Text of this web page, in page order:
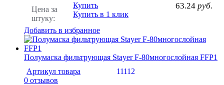
Цена за
штуку:
63.24 руб.
Купить
Купить в 1 клик
Добавить в избранное
Полумаска фильтрующая Stayer F-80многослойная FFP1
Артикул товара
11112
0 отзывов